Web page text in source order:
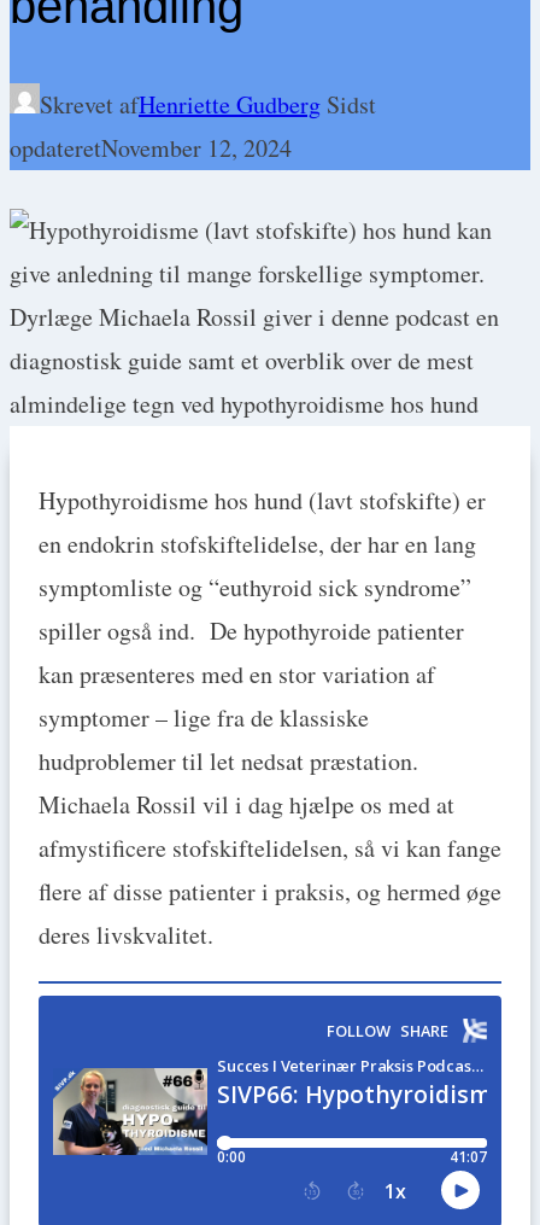
Skrevet afHenriette Gudberg Sidst
opdateretNovember 12, 2024
Hypothyroidisme hos hund (lavt stofskifte) er
en endokrin stofskiftelidelse, der har en lang
symptomliste og “euthyroid sick syndrome”
spiller også ind. De hypothyroide patienter
kan præsenteres med en stor variation af
symptomer – lige fra de klassiske
hudproblemer til let nedsat præstation.
Michaela Rossil vil i dag hjælpe os med at
afmystificere stofskiftelidelsen, så vi kan fange
flere af disse patienter i praksis, og hermed øge
deres livskvalitet.